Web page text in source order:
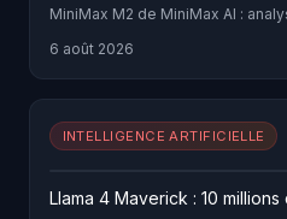
MiniMax M2 de MiniMax AI :
6 août 2026
INTELLIGENCE ARTIFICIELLE
Llama 4 Maverick : 10